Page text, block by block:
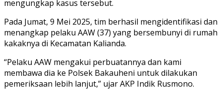
mengungkap kasus tersebut.
Pada Jumat, 9 Mei 2025, tim berhasil mengidentifikasi dan
menangkap pelaku AAW (37) yang bersembunyi di rumah
kakaknya di Kecamatan Kalianda.
“Pelaku AAW mengakui perbuatannya dan kami
membawa dia ke Polsek Bakauheni untuk dilakukan
pemeriksaan lebih lanjut,” ujar AKP Indik Rusmono.